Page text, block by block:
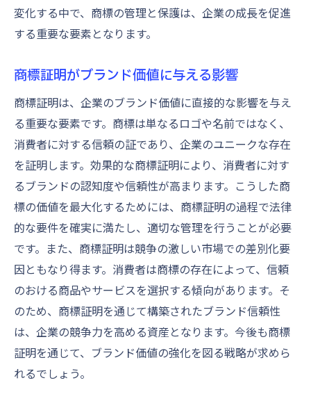
変化する中で、商標の管理と保護は、企業の成長を促進
する重要な要素となります。
商標証明がブランド価値に与える影響
商標証明は、企業のブランド価値に直接的な影響を与え
る重要な要素です。商標は単なるロゴや名前ではなく、
消費者に対する信頼の証であり、企業のユニークな存在
を証明します。効果的な商標証明により、消費者に対す
るブランドの認知度や信頼性が高まります。こうした商
標の価値を最大化するためには、商標証明の過程で法律
的な要件を確実に満たし、適切な管理を行うことが必要
です。また、商標証明は競争の激しい市場での差別化要
因ともなり得ます。消費者は商標の存在によって、信頼
のおける商品やサービスを選択する傾向があります。そ
のため、商標証明を通じて構築されたブランド信頼性
は、企業の競争力を高める資産となります。今後も商標
証明を通じて、ブランド価値の強化を図る戦略が求めら
れるでしょう。